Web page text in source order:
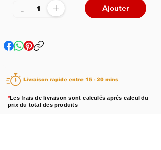
+
- Ajouter
Livraison rapide entre 15 - 20 mins
*Les frais de livraison sont calculés après calcul du
prix du total des produits